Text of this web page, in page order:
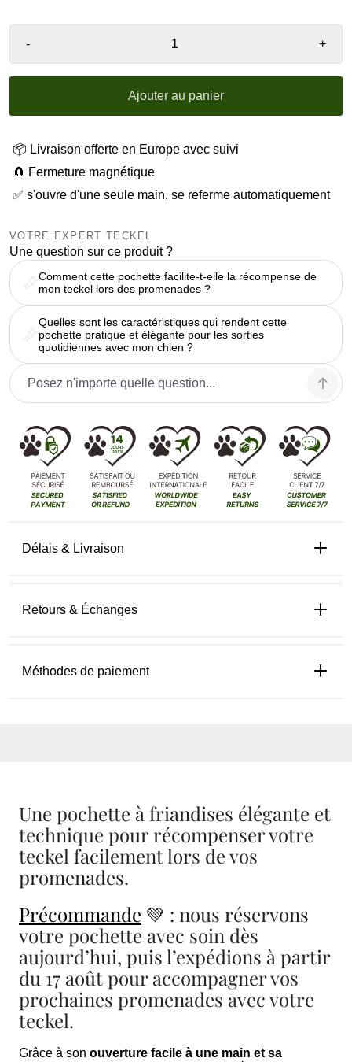
- +
Ajouter au panier
📦 Livraison offerte en Europe avec suivi
🧲 Fermeture magnétique
✅ s'ouvre d'une seule main, se referme automatiquement
VOTRE EXPERT TECKEL
Une question sur ce produit ?
Comment cette pochette facilite-t-elle la récompense de
mon teckel lors des promenades ?
Quelles sont les caractéristiques qui rendent cette
pochette pratique et élégante pour les sorties
quotidiennes avec mon chien ?
Délais & Livraison
Retours & Échanges
Méthodes de paiement
Une pochette à friandises élégante et
technique pour récompenser votre
teckel facilement lors de vos
promenades.
Précommande 💚 : nous réservons
votre pochette avec soin dès
aujourd’hui, puis l’expédions à partir
du 17 août pour accompagner vos
prochaines promenades avec votre
teckel.
Grâce à son ouverture facile à une main et sa